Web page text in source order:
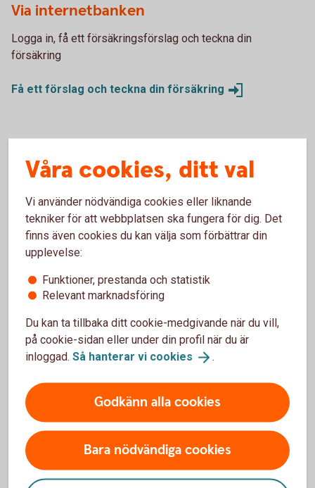
Via internetbanken
Logga in, få ett försäkringsförslag och teckna din
försäkring
Få ett förslag och teckna din försäkring
Vi hjälper dig gärna att teckna försäkringen över telefon.
Skaffa försäkring viaKundcenter
Bilförsäkring
Lätt lastbilsförsäkring
Husbilsförsäkring
Våra cookies, ditt val
Vi använder nödvändiga cookies eller liknande
tekniker för att webbplatsen ska fungera för dig. Det
finns även cookies du kan välja som förbättrar din
upplevelse:
Funktioner, prestanda och statistik
Relevant marknadsföring
Du kan ta tillbaka ditt cookie-medgivande när du vill,
på cookie-sidan eller under din profil när du är
inloggad. Så hanterar vi cookies .
Godkänn alla cookies
Bara nödvändiga cookies